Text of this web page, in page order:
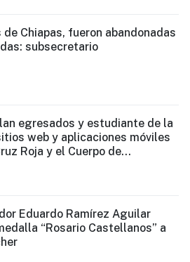
de Chiapas, fueron abandonadas
subsecretario
egresados y estudiante de la
web y aplicaciones móviles
Roja y el Cuerpo de
de Tapachula
Eduardo Ramírez Aguilar
“Rosario Castellanos” a